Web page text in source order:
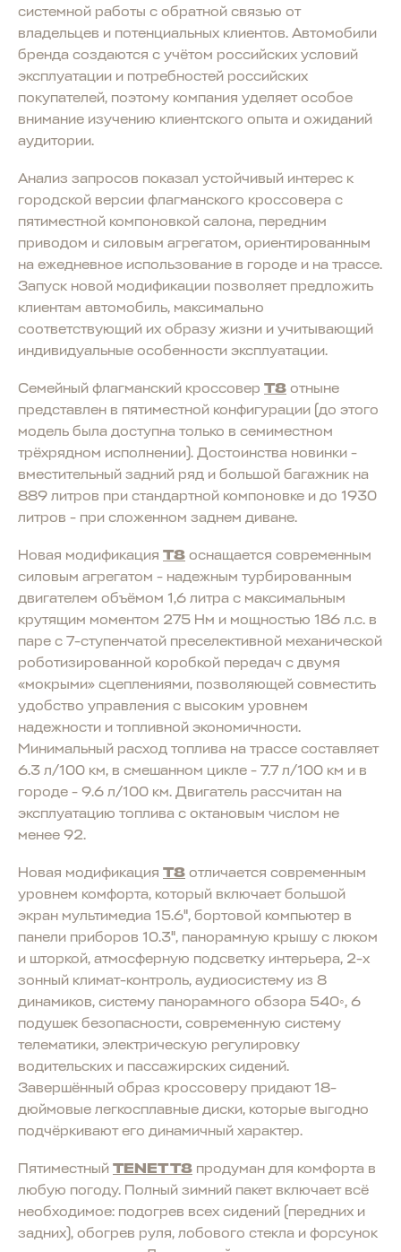
системной работы с обратной связью от
владельцев и потенциальных клиентов. Автомобили
бренда создаются с учётом российских условий
эксплуатации и потребностей российских
покупателей, поэтому компания уделяет особое
внимание изучению клиентского опыта и ожиданий
аудитории.
Анализ запросов показал устойчивый интерес к
городской версии флагманского кроссовера с
пятиместной компоновкой салона, передним
приводом и силовым агрегатом, ориентированным
на ежедневное использование в городе и на трассе.
Запуск новой модификации позволяет предложить
клиентам автомобиль, максимально
соответствующий их образу жизни и учитывающий
индивидуальные особенности эксплуатации.
Семейный флагманский кроссовер T8 отныне
представлен в пятиместной конфигурации (до этого
модель была доступна только в семиместном
трёхрядном исполнении). Достоинства новинки -
вместительный задний ряд и большой багажник на
889 литров при стандартной компоновке и до 1930
литров - при сложенном заднем диване.
Новая модификация T8 оснащается современным
силовым агрегатом - надежным турбированным
двигателем объёмом 1,6 литра с максимальным
крутящим моментом 275 Нм и мощностью 186 л.с. в
паре с 7-ступенчатой преселективной механической
роботизированной коробкой передач с двумя
«мокрыми» сцеплениями, позволяющей совместить
удобство управления с высоким уровнем
надежности и топливной экономичности.
Минимальный расход топлива на трассе составляет
6.3 л/100 км, в смешанном цикле - 7.7 л/100 км и в
городе - 9.6 л/100 км. Двигатель рассчитан на
эксплуатацию топлива с октановым числом не
менее 92.
Новая модификация T8 отличается современным
уровнем комфорта, который включает большой
экран мультимедиа 15.6", бортовой компьютер в
панели приборов 10.3", панорамную крышу с люком
и шторкой, атмосферную подсветку интерьера, 2-х
зонный климат-контроль, аудиосистему из 8
динамиков, систему панорамного обзора 540◦, 6
подушек безопасности, современную систему
телематики, электрическую регулировку
водительских и пассажирских сидений.
Завершённый образ кроссоверу придают 18-
дюймовые легкосплавные диски, которые выгодно
подчёркивают его динамичный характер.
Пятиместный TENET T8 продуман для комфорта в
любую погоду. Полный зимний пакет включает всё
необходимое: подогрев всех сидений (передних и
задних), обогрев руля, лобового стекла и форсунок